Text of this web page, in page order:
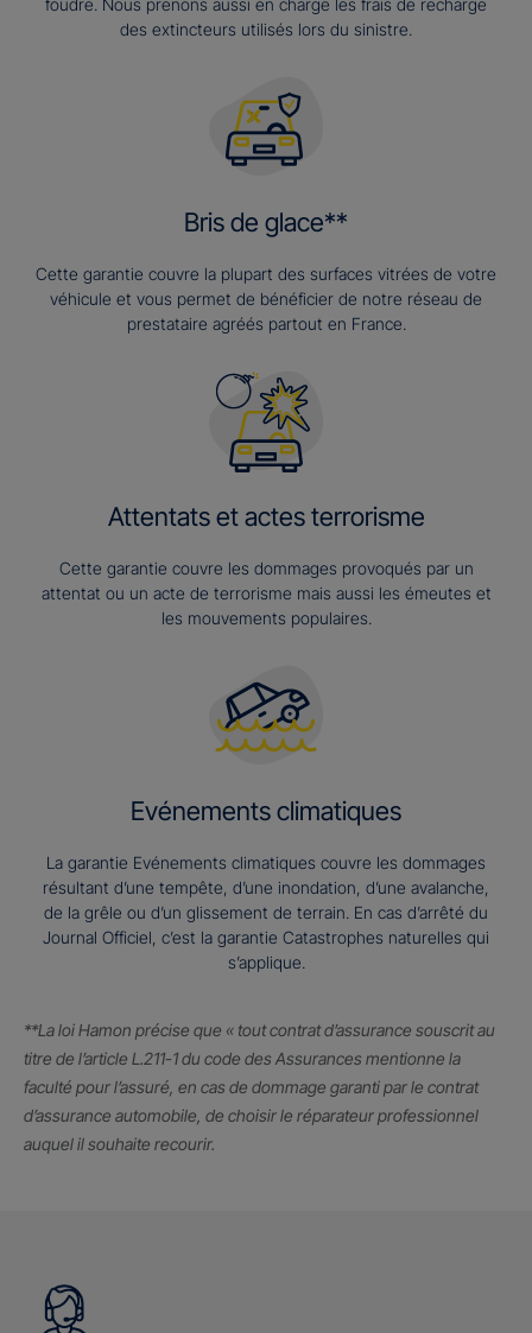
foudre. Nous prenons aussi en charge les frais de recharge
des extincteurs utilisés lors du sinistre.
Bris de glace**
Cette garantie couvre la plupart des surfaces vitrées de votre
véhicule et vous permet de bénéficier de notre réseau de
prestataire agréés partout en France.
Attentats et actes terrorisme
Cette garantie couvre les dommages provoqués par un
attentat ou un acte de terrorisme mais aussi les émeutes et
les mouvements populaires.
Evénements climatiques
La garantie Evénements climatiques couvre les dommages
résultant d’une tempête, d’une inondation, d’une avalanche,
de la grêle ou d’un glissement de terrain. En cas d’arrêté du
Journal Officiel, c’est la garantie Catastrophes naturelles qui
s’applique.
**La loi Hamon précise que « tout contrat d’assurance souscrit au
titre de l’article L.211-1 du code des Assurances mentionne la
faculté pour l’assuré, en cas de dommage garanti par le contrat
d’assurance automobile, de choisir le réparateur professionnel
auquel il souhaite recourir.